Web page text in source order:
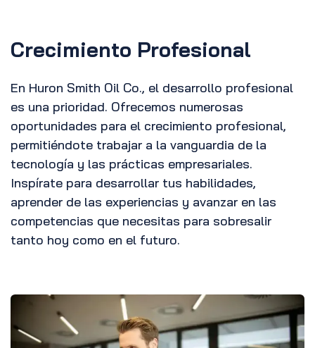
Crecimiento Profesional
En Huron Smith Oil Co., el desarrollo profesional
es una prioridad. Ofrecemos numerosas
oportunidades para el crecimiento profesional,
permitiéndote trabajar a la vanguardia de la
tecnología y las prácticas empresariales.
Inspírate para desarrollar tus habilidades,
aprender de las experiencias y avanzar en las
competencias que necesitas para sobresalir
tanto hoy como en el futuro.